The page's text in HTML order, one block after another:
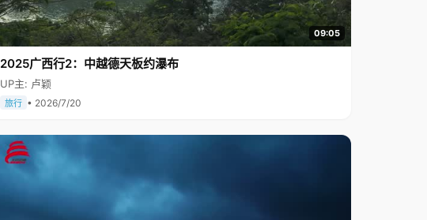
09:05
2025广西行2：中越德天板约瀑布
UP主: 卢颖
旅行 • 2026/7/20